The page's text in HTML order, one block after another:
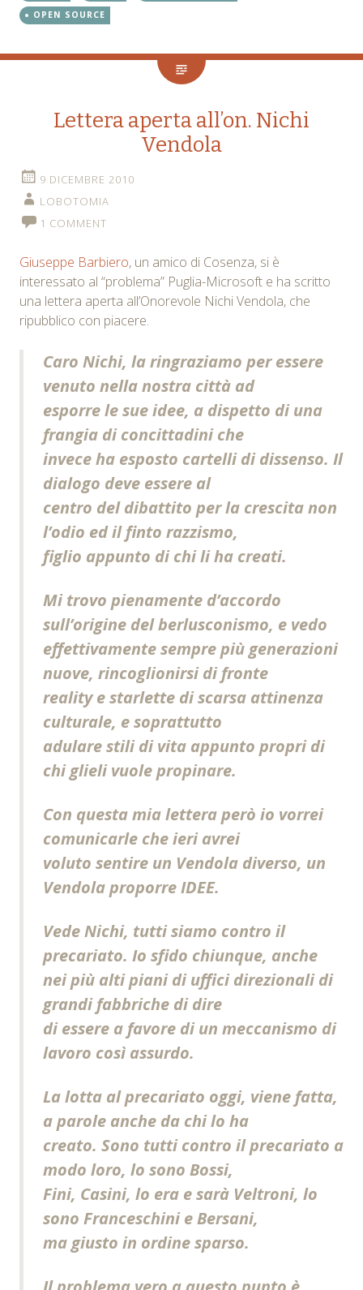
OPEN SOURCE
Lettera aperta all’on. Nichi
Vendola
9 DICEMBRE 2010
LOBOTOMIA
1 COMMENT
Giuseppe Barbiero, un amico di Cosenza, si è
interessato al “problema” Puglia-Microsoft e ha scritto
una lettera aperta all’Onorevole Nichi Vendola, che
ripubblico con piacere.
Caro Nichi, la ringraziamo per essere
venuto nella nostra città ad
esporre le sue idee, a dispetto di una
frangia di concittadini che
invece ha esposto cartelli di dissenso. Il
dialogo deve essere al
centro del dibattito per la crescita non
l’odio ed il finto razzismo,
figlio appunto di chi li ha creati.
Mi trovo pienamente d’accordo
sull’origine del berlusconismo, e vedo
effettivamente sempre più generazioni
nuove, rincoglionirsi di fronte
reality e starlette di scarsa attinenza
culturale, e soprattutto
adulare stili di vita appunto propri di
chi glieli vuole propinare.
Con questa mia lettera però io vorrei
comunicarle che ieri avrei
voluto sentire un Vendola diverso, un
Vendola proporre IDEE.
Vede Nichi, tutti siamo contro il
precariato. Io sfido chiunque, anche
nei più alti piani di uffici direzionali di
grandi fabbriche di dire
di essere a favore di un meccanismo di
lavoro così assurdo.
La lotta al precariato oggi, viene fatta,
a parole anche da chi lo ha
creato. Sono tutti contro il precariato a
modo loro, lo sono Bossi,
Fini, Casini, lo era e sarà Veltroni, lo
sono Franceschini e Bersani,
ma giusto in ordine sparso.